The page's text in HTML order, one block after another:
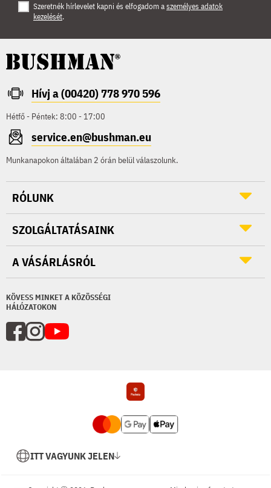
Szeretnék hírlevelet kapni és elfogadom aszemélyes adatok
kezelését.
Hívj a (00420) 778 970 596
Hétfő - Péntek: 8:00 - 17:00
service.en@bushman.eu
Munkanapokon általában 2 órán belül válaszolunk.
KÖVESS MINKET A KÖZÖSSÉGI
HÁLÓZATOKON
RÓLUNK
SZOLGÁLTATÁSAINK
A VÁSÁRLÁSRÓL
ITT VAGYUNK JELEN